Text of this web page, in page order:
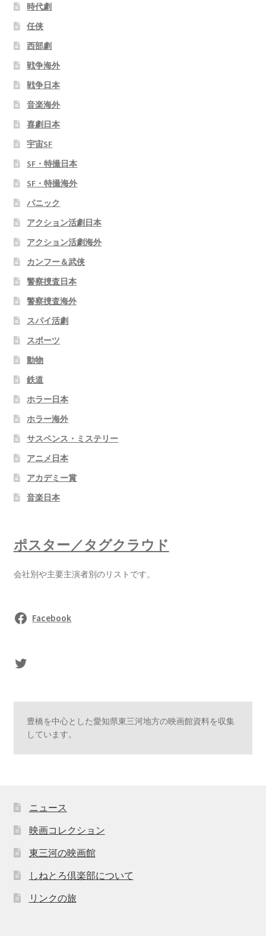
時代劇
任侠
西部劇
戦争海外
戦争日本
音楽海外
喜劇日本
宇宙SF
SF・特撮日本
SF・特撮海外
パニック
アクション活劇日本
アクション活劇海外
カンフー＆武侠
警察捜査日本
警察捜査海外
スパイ活劇
スポーツ
動物
鉄道
ホラー日本
ホラー海外
サスペンス・ミステリー
アニメ日本
アカデミー賞
音楽日本
ポスター／タグクラウド
会社別や主要主演者別のリストです。
Facebook
sasaki's Twitter
豊橋を中心とした愛知県東三河地方の映画館資料を収集
しています。
ニュース
映画コレクション
東三河の映画館
しねとろ倶楽部について
リンクの旅